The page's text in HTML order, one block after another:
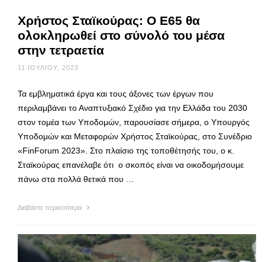
Χρήστος Σταϊκούρας: Ο Ε65 θα
ολοκληρωθεί στο σύνολό του μέσα
στην τετραετία
11 ΙΟΥΛΊΟΥ, 2023
Τα εμβληματικά έργα και τους άξονες των έργων που
περιλαμβάνει το Αναπτυξιακό Σχέδιο για την Ελλάδα του 2030
στον τομέα των Υποδομών, παρουσίασε σήμερα, ο Υπουργός
Υποδομών και Μεταφορών Χρήστος Σταϊκούρας, στο Συνέδριο
«FinForum 2023». Στο πλαίσιο της τοποθέτησής του, ο κ.
Σταϊκούρας επανέλαβε ότι ο σκοπός είναι να οικοδομήσουμε
πάνω στα πολλά θετικά που …
Διαβάστε περισσότερα